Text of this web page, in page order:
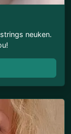
neuken.